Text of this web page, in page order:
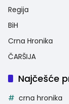
Regija
BiH
Crna Hronika
ČARŠIJA
Najčešće
crna hronika